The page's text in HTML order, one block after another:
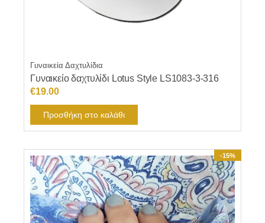
Γυναικεία Δαχτυλίδια
Γυναικείο δαχτυλίδι Lotus Style LS1083-3-316
€19.00
Προσθήκη στο καλάθι
-15%